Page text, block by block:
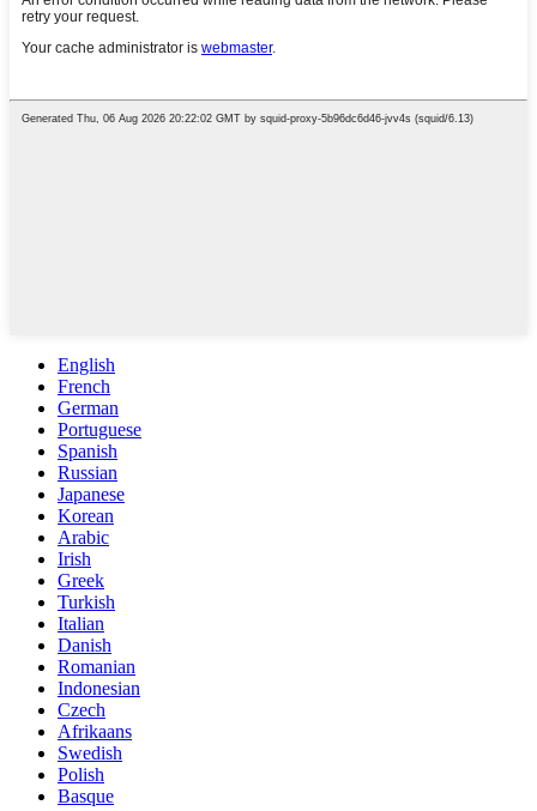
English
French
German
Portuguese
Spanish
Russian
Japanese
Korean
Arabic
Irish
Greek
Turkish
Italian
Danish
Romanian
Indonesian
Czech
Afrikaans
Swedish
Polish
Basque